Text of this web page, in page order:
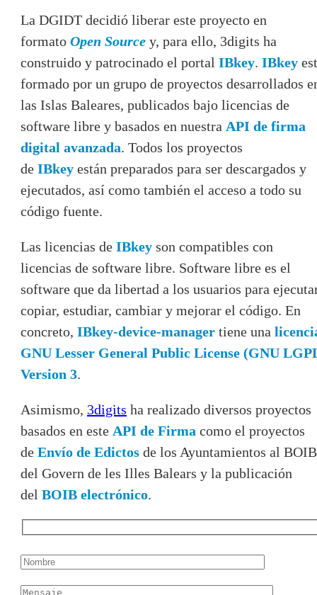
La DGIDT decidió liberar este proyecto en
formato Open Source y, para ello, 3digits ha
construido y patrocinado el portal IBkey. IBkey
formado por un grupo de proyectos desarrollados
las Islas Baleares, publicados bajo licencias de
software libre y basados en nuestra API de firma
digital avanzada. Todos los proyectos
de IBkey están preparados para ser descargados y
ejecutados, así como también el acceso a todo su
código fuente.
Las licencias de IBkey son compatibles con
licencias de software libre. Software libre es el
software que da libertad a los usuarios para
copiar, estudiar, cambiar y mejorar el código. En
concreto, IBkey-device-manager tiene una
GNU Lesser General Public License (GNU
Version 3.
Asimismo, 3digits ha realizado diversos proyectos
basados en este API de Firma como el proyectos
de Envío de Edictos de los Ayuntamientos al BOIB
del Govern de les Illes Balears y la publicación
del BOIB electrónico.
Hidden
fields